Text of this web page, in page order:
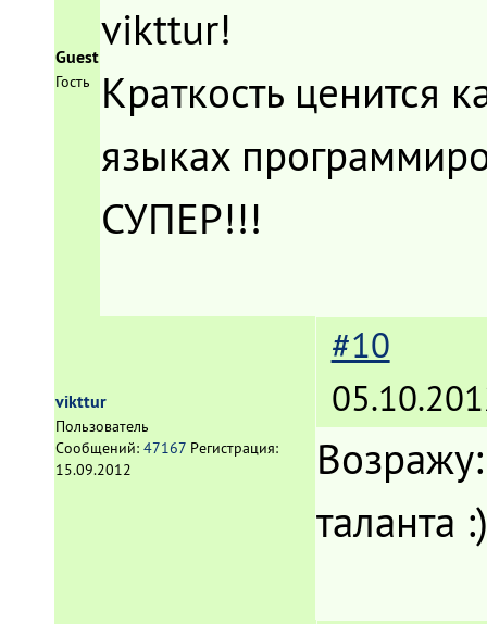
Guest
Гость
vikttur!
Краткость ценится
языках
СУПЕР!!!
vikttur
Пользователь
Сообщений: 47167 Регистрация:
15.09.2012
#10
таланта :)